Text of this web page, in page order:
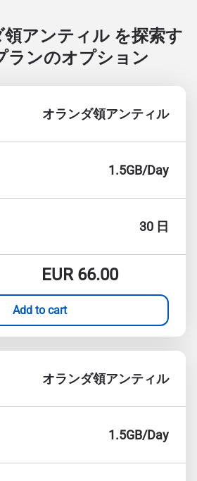
アンティル を探索す
ランのオプション
オランダ領アンティル
1.5GB/Day
30 日
EUR66.00
Add to cart
オランダ領アンティル
1.5GB/Day